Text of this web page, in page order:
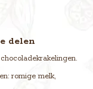
delen
romige melk,